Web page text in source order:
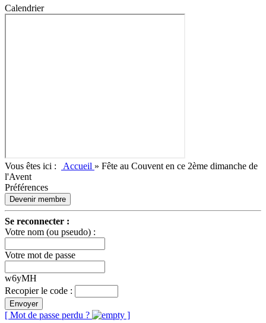
Calendrier
Vous êtes ici : Accueil » Fête au Couvent en ce 2ème dimanche de
l'Avent
Préférences
Devenir membre
Se reconnecter :
Votre nom (ou pseudo) :
Votre mot de passe
w6yMH
Recopier le code :
Envoyer
[ Mot de passe perdu ? ]